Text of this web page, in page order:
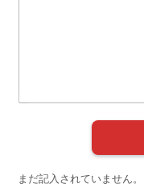
まだ記入されていません。